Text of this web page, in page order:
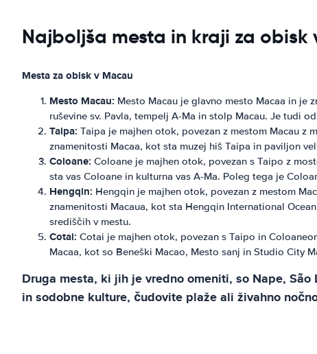
Najboljša mesta in kraji za obisk
Mesta za obisk v Macau
Mesto Macau: Mesto Macau je glavno mesto Macaa in
ruševine sv. Pavla, tempelj A-Ma in stolp Macau. Je tudi
Taipa: Taipa je majhen otok, povezan z mestom Macau
znamenitosti Macaa, kot sta muzej hiš Taipa in paviljon
Coloane: Coloane je majhen otok, povezan s Taipo z
sta vas Coloane in kulturna vas A-Ma. Poleg tega je
Hengqin: Hengqin je majhen otok, povezan z mestom
znamenitosti Macaua, kot sta Hengqin International
središčih v mestu.
Cotai: Cotai je majhen otok, povezan s Taipo in
Macaa, kot so Beneški Macao, Mesto sanj in Studio City
Druga mesta, ki jih je vredno omeniti, so Nape,
in sodobne kulture, čudovite plaže ali živahno